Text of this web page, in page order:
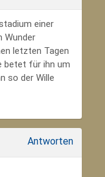
einer
Wunder
letzten Tagen
betet für ihn um
so der Wille
Antworten